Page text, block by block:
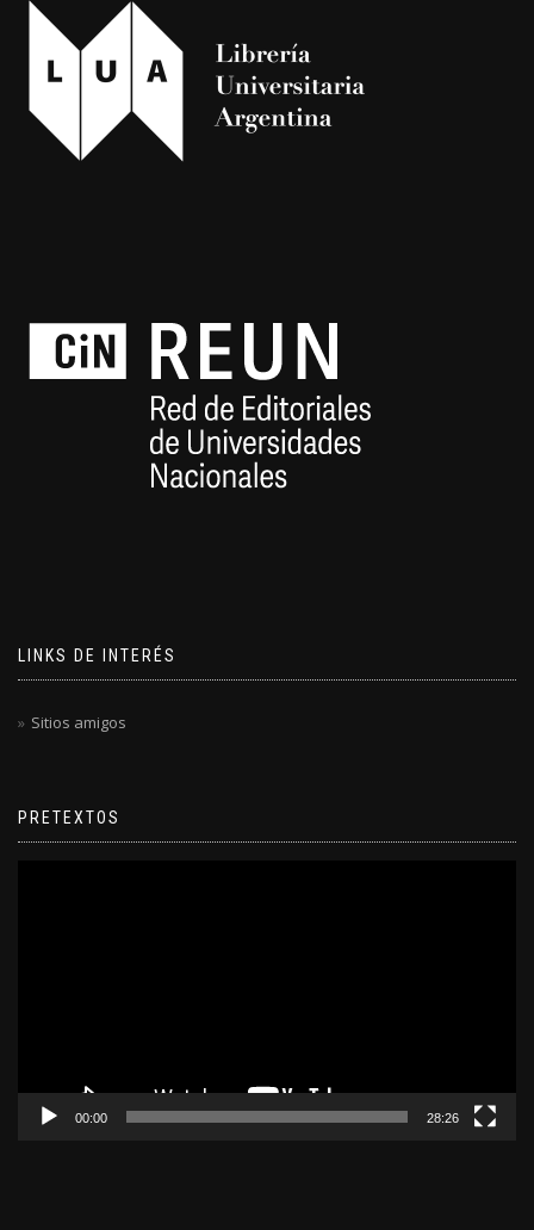
LINKS DE INTERÉS
Sitios amigos
PRETEXTOS
00:00 28:26